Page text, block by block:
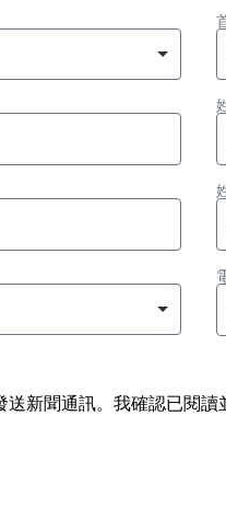
新聞通訊。我確認已閱讀